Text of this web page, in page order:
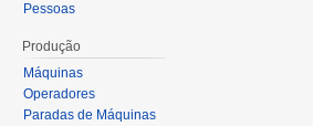
Pessoas
Produção
Máquinas
Operadores
Paradas de Máquinas